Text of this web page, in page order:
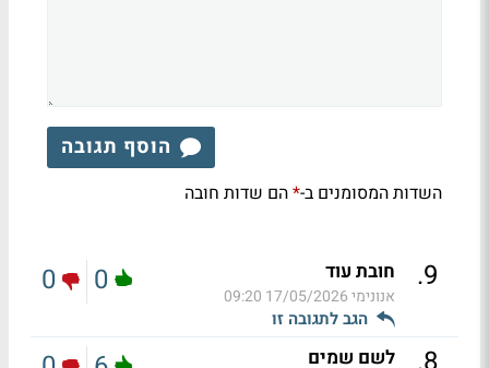
הוסף תגובה
השדות המסומנים ב-*הם שדות חובה
9
. חובת עוד
אנונימי17/05/2026 09:20
הגב לתגובה זו
0
0
לשם שמים